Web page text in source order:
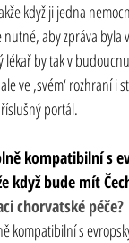
když ji jedna
aby zpráva
lékař by tak v
ve ‚svém‘ rozhraní
portál.
kompatibilní s
bude mít
chorvatské péče?
kompatibilní s